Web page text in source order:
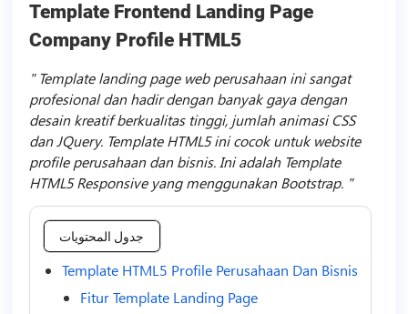
Template Frontend Landing Page
Company Profile HTML5
Template landing page web perusahaan ini sangat
profesional dan hadir dengan banyak gaya dengan
desain kreatif berkualitas tinggi, jumlah animasi CSS
dan JQuery. Template HTML5 ini cocok untuk website
profile perusahaan dan bisnis. Ini adalah Template
HTML5 Responsive yang menggunakan Bootstrap.
جدول المحتويات
Template HTML5 Profile Perusahaan Dan Bisnis
Fitur Template Landing Page